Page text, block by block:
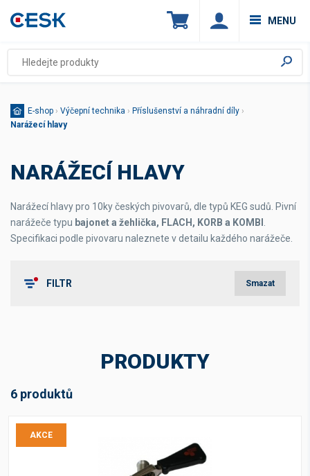
MENU
E-shop › Výčepní technika › Příslušenství a náhradní díly ›
Narážecí hlavy
NARÁŽECÍ HLAVY
Narážecí hlavy pro 10ky českých pivovarů, dle typů KEG sudů. Pivní
narážeče typu bajonet a žehlička, FLACH, KORB a KOMBI
Specifikaci podle pivovaru naleznete v detailu každého narážeče.
FILTR Smazat
Cena v Kč bez DPH
PRODUKTY
6 produktů
AKCE